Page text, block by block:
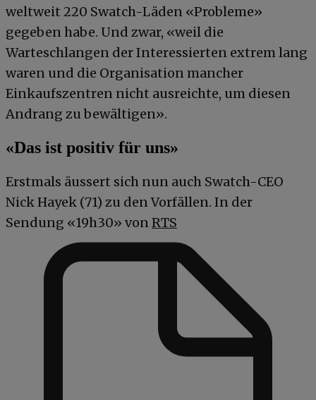
weltweit 220 Swatch-Läden «Probleme»
gegeben habe. Und zwar, «weil die
Warteschlangen der Interessierten extrem lang
waren und die Organisation mancher
Einkaufszentren nicht ausreichte, um diesen
Andrang zu bewältigen».
«Das ist positiv für uns»
Erstmals äussert sich nun auch Swatch-CEO
Nick Hayek (71) zu den Vorfällen. In der
Sendung «19h30» vonRTS